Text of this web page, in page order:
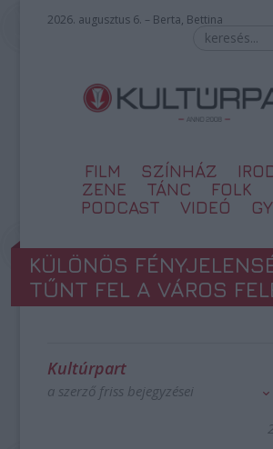
2026. augusztus 6. – Berta, Bettina
FILM SZÍNHÁZ
ZENE
TÁNC FOLK
PODCAST
VIDEÓ
KÜLÖNÖS
TŰNT FEL A VÁROS
Kultúrpart
a szerző friss bejegyzései